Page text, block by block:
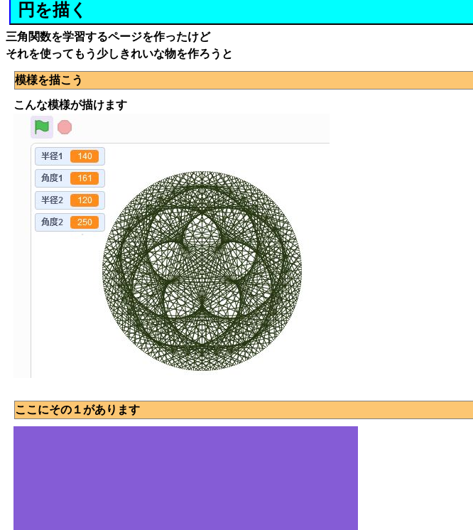
円を描く
三角関数を学習するページを作ったけど
それを使ってもう少しきれいな物を作ろうと
模様を描こう
こんな模様が描けます
ここにその１があります